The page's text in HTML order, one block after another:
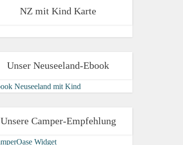
NZ mit Kind Karte
Unser Neuseeland-Ebook
Unsere Camper-Empfehlung